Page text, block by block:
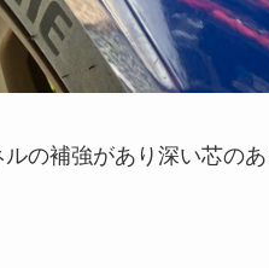
の補強があり深い芯の